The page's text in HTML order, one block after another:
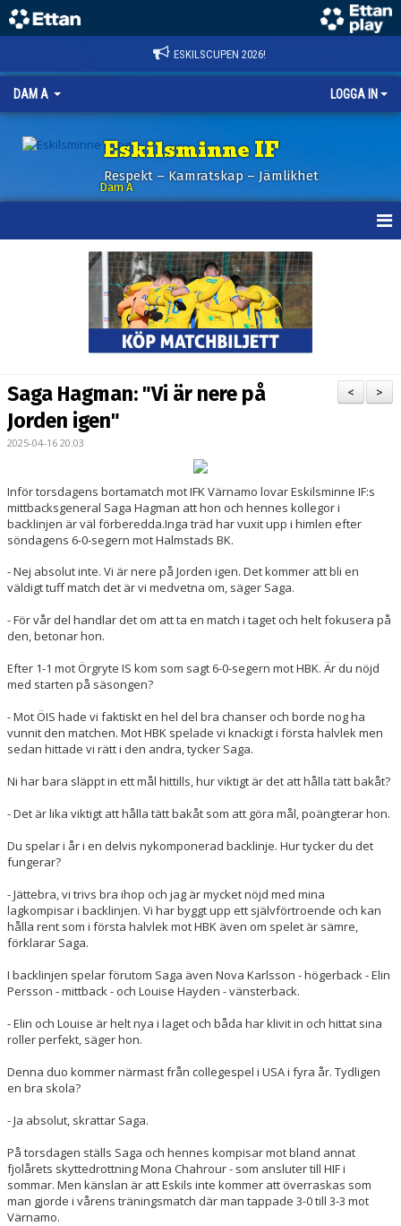
ESKILSCUPEN 2026!
DAM A LOGGA IN
Eskilsminne IF
Respekt – Kamratskap – Jämlikhet
Dam A
BILDGALLERI
DOKUMENT
KONTAKT
MATCHER
DIV. 1 SÖDRA
>
<
Saga Hagman: "Vi är nere på
Jorden igen"
2025-04-16 20:03
Inför torsdagens bortamatch mot IFK Värnamo lovar Eskilsminne IF:s
mittbacksgeneral Saga Hagman att hon och hennes kollegor i
backlinjen är väl förberedda.Inga träd har vuxit upp i himlen efter
söndagens 6-0-segern mot Halmstads BK.
- Nej absolut inte. Vi är nere på Jorden igen. Det kommer att bli en
väldigt tuff match det är vi medvetna om, säger Saga.
- För vår del handlar det om att ta en match i taget och helt fokusera på
den, betonar hon.
Efter 1-1 mot Örgryte IS kom som sagt 6-0-segern mot HBK. Är du nöjd
med starten på säsongen?
- Mot ÖIS hade vi faktiskt en hel del bra chanser och borde nog ha
vunnit den matchen. Mot HBK spelade vi knackigt i första halvlek men
sedan hittade vi rätt i den andra, tycker Saga.
Ni har bara släppt in ett mål hittills, hur viktigt är det att hålla tätt bakåt?
- Det är lika viktigt att hålla tätt bakåt som att göra mål, poängterar hon.
Du spelar i år i en delvis nykomponerad backlinje. Hur tycker du det
fungerar?
- Jättebra, vi trivs bra ihop och jag är mycket nöjd med mina
lagkompisar i backlinjen. Vi har byggt upp ett självförtroende och kan
hålla rent som i första halvlek mot HBK även om spelet är sämre,
förklarar Saga.
I backlinjen spelar förutom Saga även Nova Karlsson - högerback - Elin
Persson - mittback - och Louise Hayden - vänsterback.
- Elin och Louise är helt nya i laget och båda har klivit in och hittat sina
roller perfekt, säger hon.
Denna duo kommer närmast från collegespel i USA i fyra år. Tydligen
en bra skola?
- Ja absolut, skrattar Saga.
På torsdagen ställs Saga och hennes kompisar mot bland annat
fjolårets skyttedrottning Mona Chahrour - som ansluter till HIF i
sommar. Men känslan är att Eskils inte kommer att överraskas som
man gjorde i vårens träningsmatch där man tappade 3-0till 3-3 mot
Värnamo.